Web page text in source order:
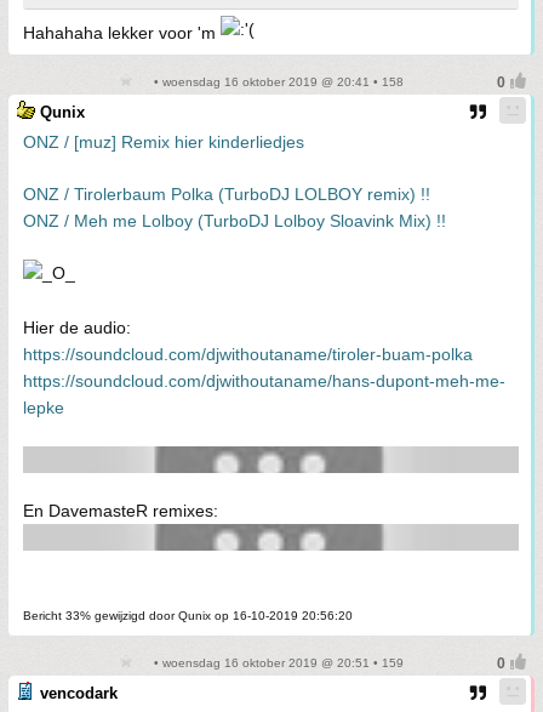
Hahahaha lekker voor 'm
• woensdag 16 oktober 2019 @ 20:41 • 158
Qunix
ONZ / [muz] Remix hier kinderliedjes
ONZ / Tirolerbaum Polka (TurboDJ LOLBOY remix) !!
ONZ / Meh me Lolboy (TurboDJ Lolboy Sloavink Mix) !!
Hier de audio:
https://soundcloud.com/djwithoutaname/tiroler-buam-polka
https://soundcloud.com/djwithoutaname/hans-dupont-meh-me-
lepke
En DavemasteR remixes:
Bericht 33% gewijzigd door Qunix op 16-10-2019 20:56:20
• woensdag 16 oktober 2019 @ 20:51 • 159
vencodark